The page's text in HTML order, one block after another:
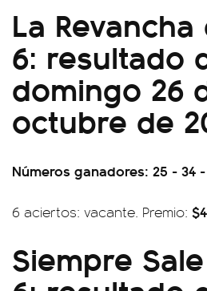
La
6: resultado
domingo 26
octubre de
Números ganadores: 25 - 34
6 aciertos: vacante. Premio:
Siempre